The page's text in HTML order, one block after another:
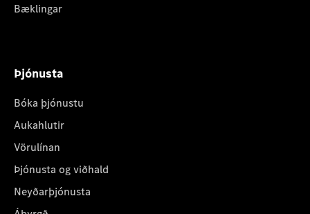
Bæklingar
Þjónusta
Bóka þjónustu
Aukahlutir
Vörulínan
Þjónusta og viðhald
Neyðarþjónusta